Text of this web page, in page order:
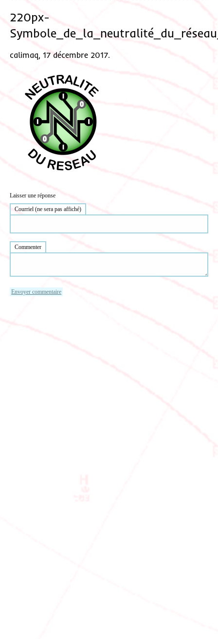
220px-
calimaq, 17 décembre 2017.
Laisser une réponse
Courriel (ne sera pas affiché)
Commenter